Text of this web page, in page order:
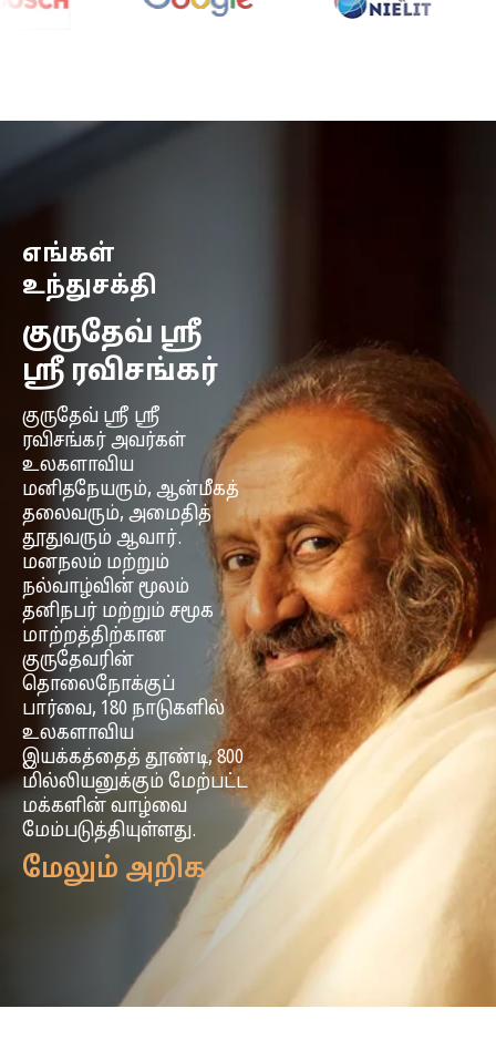
எங்கள்
உந்துசக்தி
குருதேவ் ஸ்ரீ
ஸ்ரீ ரவிசங்கர்
குருதேவ் ஸ்ரீ ஸ்ரீ
ரவிசங்கர் அவர்கள்
உலகளாவிய
மனிதநேயரும், ஆன்மீகத்
தலைவரும், அமைதித்
தூதுவரும் ஆவார்.
மனநலம் மற்றும்
நல்வாழ்வின் மூலம்
தனிநபர் மற்றும் சமூக
மாற்றத்திற்கான
குருதேவரின்
தொலைநோக்குப்
பார்வை, 180 நாடுகளில்
உலகளாவிய
இயக்கத்தைத் தூண்டி, 800
மில்லியனுக்கும் மேற்பட்ட
மக்களின் வாழ்வை
மேம்படுத்தியுள்ளது.
மேலும் அறிக